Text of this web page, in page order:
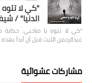
"كي لا
الدنيا" /
"كي لا تتوه يا صاحبي: حكاية
عبدالرحمن الليث قبل أن أبدأ
مشاركات عشوائية